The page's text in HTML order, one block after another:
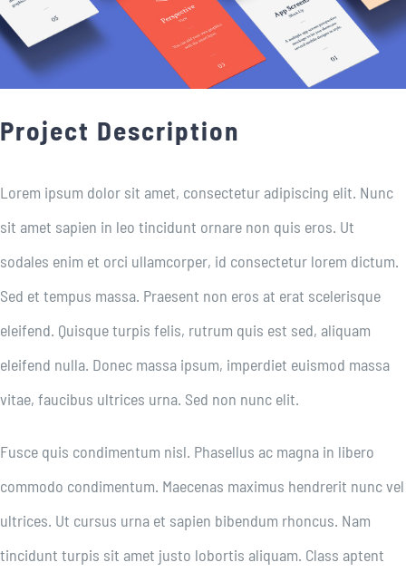
Neuigkeiten
Project Description
Lorem ipsum dolor sit amet, consectetur adipiscing elit. Nunc
sit amet sapien in leo tincidunt ornare non quis eros. Ut
sodales enim et orci ullamcorper, id consectetur lorem dictum.
Sed et tempus massa. Praesent non eros at erat scelerisque
eleifend. Quisque turpis felis, rutrum quis est sed, aliquam
eleifend nulla. Donec massa ipsum, imperdiet euismod massa
vitae, faucibus ultrices urna. Sed non nunc elit.
Fusce quis condimentum nisl. Phasellus ac magna in libero
commodo condimentum. Maecenas maximus hendrerit nunc vel
ultrices. Ut cursus urna et sapien bibendum rhoncus. Nam
tincidunt turpis sit amet justo lobortis aliquam. Class aptent